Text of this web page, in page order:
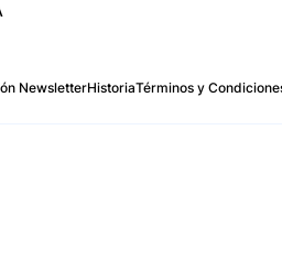
NewsletterHistoriaTérminos y